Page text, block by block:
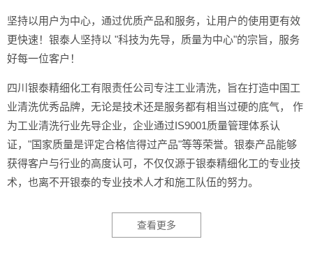
坚持以用户为中心，通过优质产品和服务，让用户的使用更有效
更快速！银泰人坚持以 "科技为先导，质量为中心"的宗旨，服务
好每一位客户！
四川银泰精细化工有限责任公司专注工业清洗，旨在打造中国工
业清洗优秀品牌，无论是技术还是服务都有相当过硬的底气， 作
为工业清洗行业先导企业，企业通过IS9001质量管理体系认
证，"国家质量是评定合格信得过产品"等等荣誉。银泰产品能够
获得客户与行业的高度认可，不仅仅源于银泰精细化工的专业技
术，也离不开银泰的专业技术人才和施工队伍的努力。
查看更多